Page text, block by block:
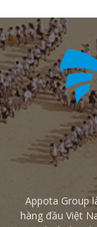
Appota Group
hàng đầu Việt